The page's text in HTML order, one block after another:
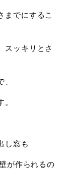
までにするこ
スッキリとさ
し窓も
が作られるの